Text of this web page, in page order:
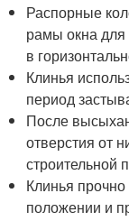
Распорные
рамы окна для
в
Клинья
период
После
отверстия от
строительной
Клинья
положении и